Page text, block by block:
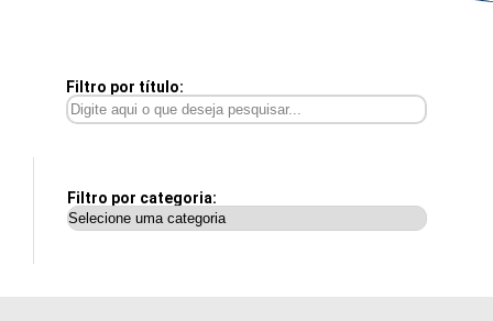
Filtro por título:
Filtro por categoria: